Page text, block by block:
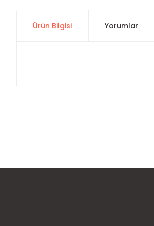
Ürün Bilgisi Yorumlar
Ürün bilgilerinde hatalar bulunuyor.